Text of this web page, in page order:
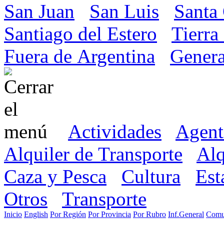
San Juan
San Luis
Santiago del Estero
Tierra
Fuera de Argentina
Actividades
Alquiler de Transporte
Caza y Pesca
Cultura
Otros
Transporte
Inicio English Por Región Por Provincia Por Rubro Inf.General